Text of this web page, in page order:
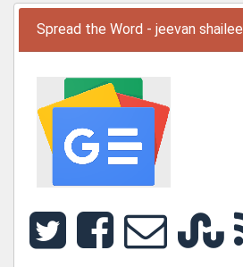
Spread the Word - jeevan shailee